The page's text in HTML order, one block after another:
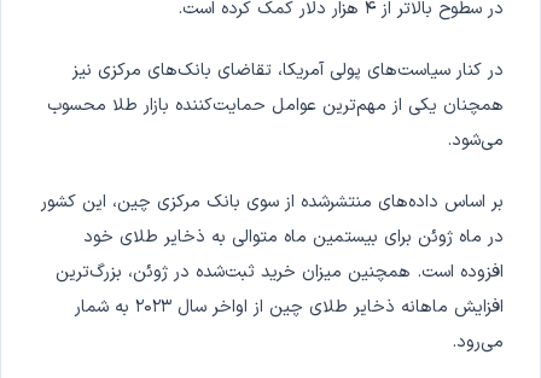
در سطوح بالاتر از ۴ هزار دلار کمک کرده است.
در کنار سیاست‌های پولی آمریکا، تقاضای بانک‌های مرکزی نیز
همچنان یکی از مهم‌ترین عوامل حمایت‌کننده بازار طلا محسوب
می‌شود.
بر اساس داده‌های منتشرشده از سوی بانک مرکزی چین، این کشور
در ماه ژوئن برای بیستمین ماه متوالی به ذخایر طلای خود
افزوده است. همچنین میزان خرید ثبت‌شده در ژوئن، بزرگ‌ترین
افزایش ماهانه ذخایر طلای چین از اواخر سال ۲۰۲۳ به شمار
می‌رود.